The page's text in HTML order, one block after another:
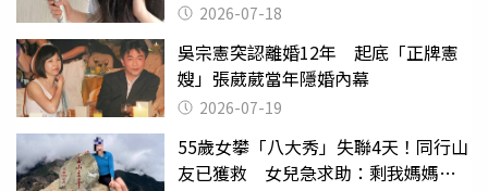
2026-07-18
吳宗憲突認離婚12年 起底「正牌憲
嫂」張葳葳當年隱婚內幕
2026-07-19
55歲女攀「八大秀」失聯4天！同行山
友已獲救 女兒急求助：剩我媽媽還